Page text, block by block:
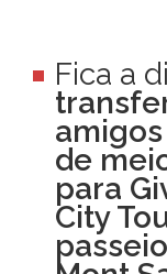
Fica a
de
para
City